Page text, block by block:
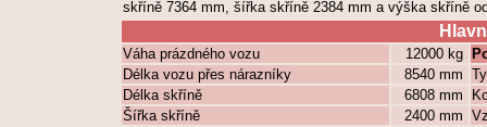
skříně 7364 mm, šířka skříně 2384 mm a výška skříně
Váha prázdného vozu 12000 kg
Délka vozu přes nárazníky
8540 mm
Délka skříně
6808 mm
Šířka skříně
2400 mm